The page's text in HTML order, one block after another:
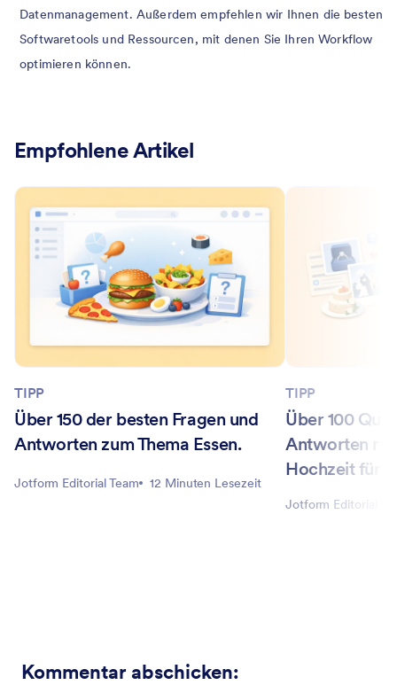
Datenmanagement. Außerdem empfehlen wir Ihnen die besten
Softwaretools und Ressourcen, mit denen Sie Ihren Workflow
optimieren können.
Empfohlene Artikel
TIPP
Über 150 der besten Fragen und
Antworten zum Thema Essen.
Jotform Editorial Team 12 Minuten Lesezeit
TIPP
Über 100
Antworten
Hochzeit für
Jotform Editorial
Kommentar abschicken: